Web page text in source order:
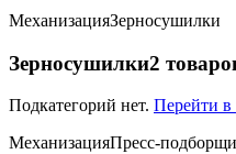
МеханизацияЗерносушилки
Зерносушилки2
Подкатегорий нет. Перейти в
МеханизацияПресс-